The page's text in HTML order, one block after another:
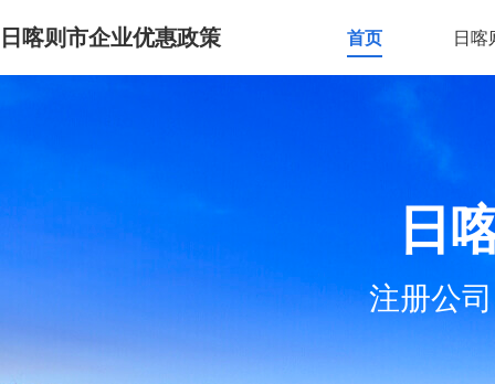
日喀则市企业优惠政策 首页 日喀
日
注册公